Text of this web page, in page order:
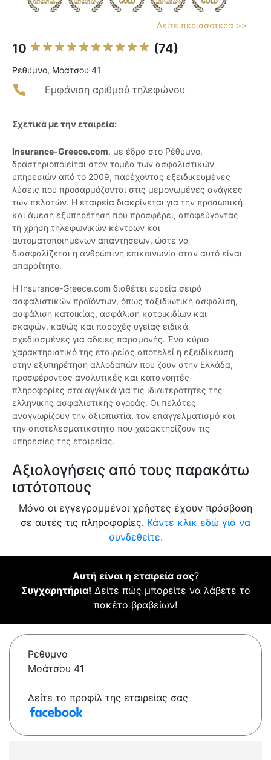
Δείτε περισσότερα >>
10 (74)
Ρεθυμνο, Μοάτσου 41
Εμφάνιση αριθμού τηλεφώνου
Σχετικά με την εταιρεία:
Insurance-Greece.com, με έδρα στο Ρέθυμνο,
δραστηριοποιείται στον τομέα των ασφαλιστικών
υπηρεσιών από το 2009, παρέχοντας εξειδικευμένες
λύσεις που προσαρμόζονται στις μεμονωμένες ανάγκες
των πελατών. Η εταιρεία διακρίνεται για την προσωπική
και άμεση εξυπηρέτηση που προσφέρει, αποφεύγοντας
τη χρήση τηλεφωνικών κέντρων και
αυτοματοποιημένων απαντήσεων, ώστε να
διασφαλίζεται η ανθρώπινη επικοινωνία όταν αυτό είναι
απαραίτητο.
Η Insurance-Greece.com διαθέτει ευρεία σειρά
ασφαλιστικών προϊόντων, όπως ταξιδιωτική ασφάλιση,
ασφάλιση κατοικίας, ασφάλιση κατοικιδίων και
σκαφών, καθώς και παροχές υγείας ειδικά
σχεδιασμένες για άδειες παραμονής. Ένα κύριο
χαρακτηριστικό της εταιρείας αποτελεί η εξειδίκευση
στην εξυπηρέτηση αλλοδαπών που ζουν στην Ελλάδα,
προσφέροντας αναλυτικές και κατανοητές
πληροφορίες στα αγγλικά για τις ιδιαιτερότητες της
ελληνικής ασφαλιστικής αγοράς. Οι πελάτες
αναγνωρίζουν την αξιοπιστία, τον επαγγελματισμό και
την αποτελεσματικότητα που χαρακτηρίζουν τις
υπηρεσίες της εταιρείας.
Αξιολογήσεις από τους παρακάτω
ιστότοπους
Μόνο οι εγγεγραμμένοι χρήστες έχουν πρόσβαση
σε αυτές τις πληροφορίες. Κάντε κλικ εδώ για να
συνδεθείτε.
Αυτή είναι η εταιρεία σας?
Συγχαρητήρια! Δείτε πώς μπορείτε να λάβετε το
πακέτο βραβείων!
Ρεθυμνο
Μοάτσου 41
Δείτε το προφίλ της εταιρείας σας